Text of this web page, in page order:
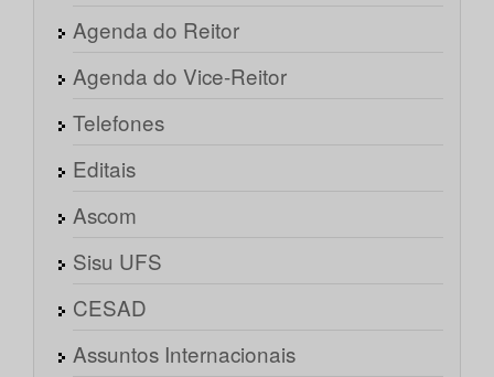
Agenda do Reitor
Agenda do Vice-Reitor
Telefones
Editais
Ascom
Sisu UFS
CESAD
Assuntos Internacionais